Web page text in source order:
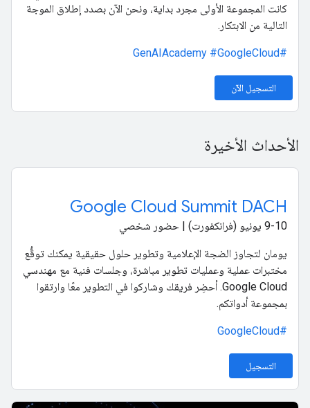
كانت المجموعة الأولى مجرد بداية، ونحن الآن بصدد إطلاق الموجة
التالية من الابتكار.
#GenAIAcademy
#GoogleCloud
التسجيل الآن
الأحداث الأخيرة
Google Cloud Summit DACH
‫9-10 يونيو (فرانكفورت) | حضور شخصي
يومان لتجاوز الضجة الإعلامية وتطوير حلول حقيقية يمكنك توقُّع
مختبرات عملية وعمليات تطوير مباشرة، وجلسات فنية مع مهندسي
Google Cloud. أحضِر فريقك وشاركوا في التطوير معًا وارتقوا
بمجموعة أدواتكم.
#GoogleCloud
التسجيل